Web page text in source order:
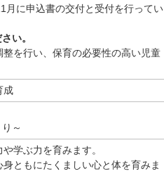
月に申込書の交付と受付を行ってい
い。
を行い、保育の必要性の高い児童
成
～
学ぶ力を育みます。
ともにたくましい心と体を育みま